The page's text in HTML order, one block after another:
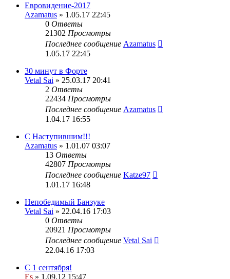
Евровидение-2017
Azamatus » 1.05.17 22:45
0 Ответы
21302 Просмотры
Последнее сообщение Azamatus
1.05.17 22:45
30 минут в Форте
Vetal Sai » 25.03.17 20:41
2 Ответы
22434 Просмотры
Последнее сообщение Azamatus
1.04.17 16:55
С Наступившим!!!
Azamatus » 1.01.07 03:07
13 Ответы
42807 Просмотры
Последнее сообщение Katze97
1.01.17 16:48
Непобедимый Банзуке
Vetal Sai » 22.04.16 17:03
0 Ответы
20921 Просмотры
Последнее сообщение Vetal Sai
22.04.16 17:03
С 1 сентября!
Es » 1.09.12 15:47